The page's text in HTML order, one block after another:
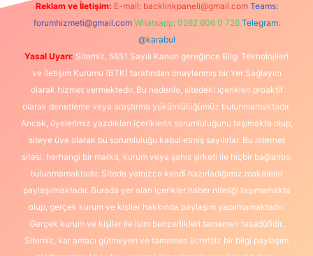
Reklam ve İletişim: E-mail: backlinkpaneli@gmail.com Teams:
forumhizmeti@gmail.com Whatsapp: 0262 606 0 726 Telegram:
@karabul
Yasal Uyarı: Sitemiz, 5651 Sayılı Kanun gereğince Bilgi Teknolojileri
ve İletişim Kurumu (BTK) tarafından onaylanmış bir Yer Sağlayıcı
olarak hizmet vermektedir. Bu nedenle, sitedeki içerikleri proaktif
olarak denetleme veya araştırma yükümlülüğümüz bulunmamaktadır.
Ancak, üyelerimiz yazdıkları içeriklerin sorumluluğunu taşımakta olup,
siteye üye olarak bu sorumluluğu kabul etmiş sayılırlar. Bu internet
sitesi, herhangi bir marka, kurum veya şahıs şirketi ile hiçbir bağlantısı
bulunmamaktadır. Sitede yalnızca kendi hazırladığımız makaleler
paylaşılmaktadır. Burada yer alan içerikler haber niteliği taşımamakta
olup, gerçek kurum ve kişiler hakkında paylaşım yapılmamaktadır.
Gerçek kurum ve kişiler ile isim benzerlikleri tamamen tesadüfidir.
Sitemiz, kar amacı gütmeyen ve tamamen ücretsiz bir bilgi paylaşım